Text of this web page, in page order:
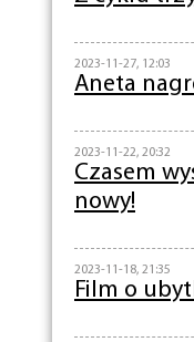
2023-11-27, 12:03
Aneta
2023-11-22, 20:32
Czasem
nowy!
2023-11-18, 21:35
Film o